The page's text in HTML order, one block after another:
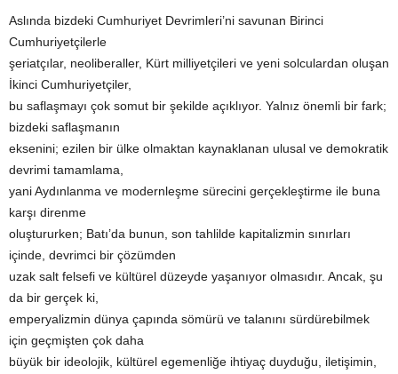
Aslında bizdeki Cumhuriyet Devrimleri’ni savunan Birinci
Cumhuriyetçilerle
şeriatçılar, neoliberaller, Kürt milliyetçileri ve yeni solculardan oluşan
İkinci Cumhuriyetçiler,
bu saflaşmayı çok somut bir şekilde açıklıyor. Yalnız önemli bir fark;
bizdeki saflaşmanın
eksenini; ezilen bir ülke olmaktan kaynaklanan ulusal ve demokratik
devrimi tamamlama,
yani Aydınlanma ve modernleşme sürecini gerçekleştirme ile buna
karşı direnme
oluştururken; Batı’da bunun, son tahlilde kapitalizmin sınırları
içinde, devrimci bir çözümden
uzak salt felsefi ve kültürel düzeyde yaşanıyor olmasıdır. Ancak, şu
da bir gerçek ki,
emperyalizmin dünya çapında sömürü ve talanını sürdürebilmek
için geçmişten çok daha
büyük bir ideolojik, kültürel egemenliğe ihtiyaç duyduğu, iletişimin,